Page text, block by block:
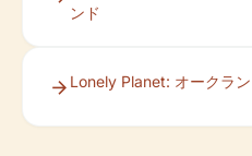
ンド
Lonely Planet: オークラ